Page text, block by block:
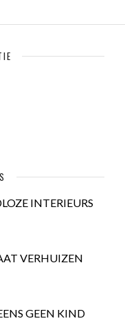
INTERIEURS
VERHUIZEN
GEEN KIND